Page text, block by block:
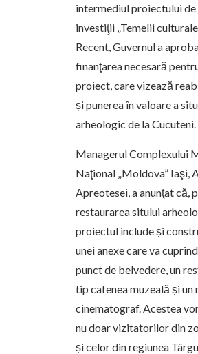
intermediul proiectului de
investiţii „Temelii
Recent, Guvernul a
finanţarea necesară
proiect, care vizează
și punerea în valoare a
arheologic de la Cucuteni.
Managerul Complexului
Naţional „Moldova” Iaşi,
Apreotesei, a anunţat că,
restaurarea sitului
proiectul include și
unei anexe care va
punct de belvedere, un
tip cafenea muzeală și un
cinematograf. Acestea
nu doar vizitatorilor din
și celor din regiunea Târgu